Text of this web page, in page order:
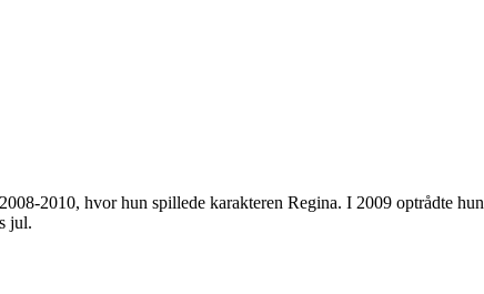
2010, hvor hun spillede karakteren Regina. I 2009 optrådte hun
jul.